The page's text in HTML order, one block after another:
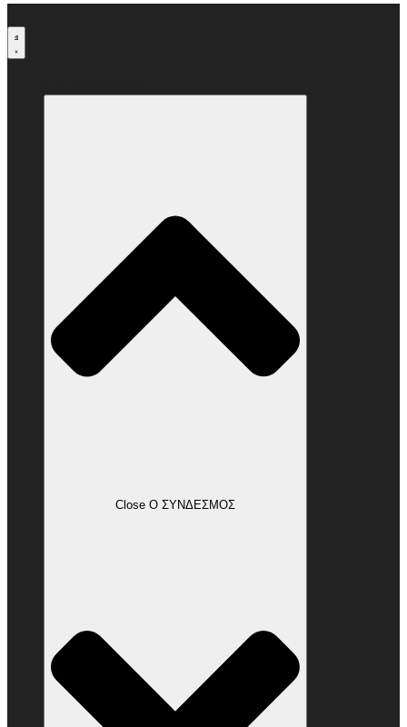
στο
περιεχόμενο
Close Ο ΣΥΝΔΕΣΜΟΣ